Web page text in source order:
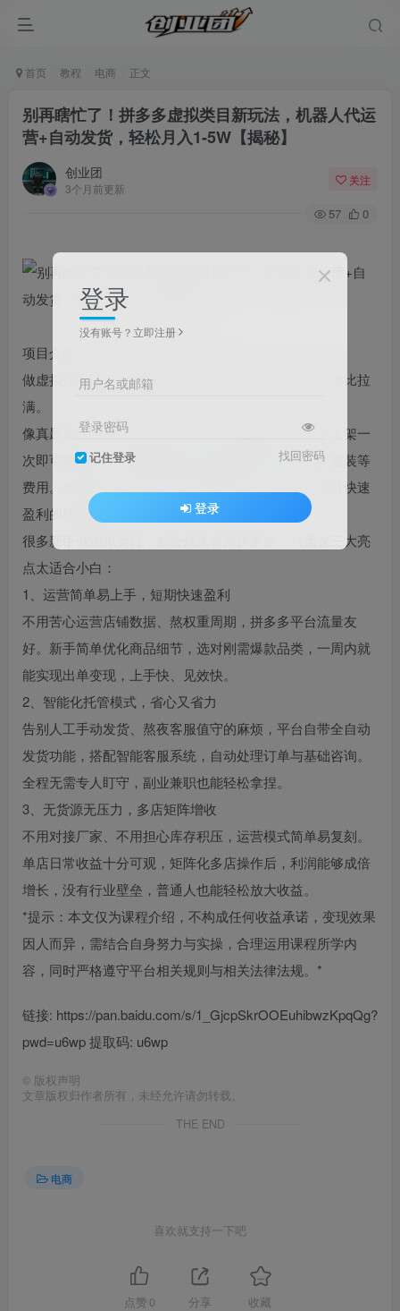
首页 教程 电商 正文
别再瞎忙了！拼多多虚拟类目新玩法，机器人代运
营+自动发货，轻松月入1-5W【揭秘】
创业团
3个月前更新
关注
57 0
项目介绍：
做虚拟产品生意，核心核心优势就是零边际成本，性价比拉
满。
像真题题库、办公模板、学习干货等虚拟资源，制作上架一
次即可循环售卖，销量再高也不会产生进货、物流、包装等
费用。低成本、低风险，无限次重复售卖，是这个项目快速
盈利的核心密码。
很多新手做虚拟类目，都会优先布局拼多多，只因这三大亮
点太适合小白：
1、运营简单易上手，短期快速盈利
不用苦心运营店铺数据、熬权重周期，拼多多平台流量友
好。新手简单优化商品细节，选对刚需爆款品类，一周内就
能实现出单变现，上手快、见效快。
2、智能化托管模式，省心又省力
告别人工手动发货、熬夜客服值守的麻烦，平台自带全自动
发货功能，搭配智能客服系统，自动处理订单与基础咨询。
全程无需专人盯守，副业兼职也能轻松拿捏。
3、无货源无压力，多店矩阵增收
不用对接厂家、不用担心库存积压，运营模式简单易复刻。
单店日常收益十分可观，矩阵化多店操作后，利润能够成倍
增长，没有行业壁垒，普通人也能轻松放大收益。
*提示：本文仅为课程介绍，不构成任何收益承诺，变现效果
因人而异，需结合自身努力与实操，合理运用课程所学内
容，同时严格遵守平台相关规则与相关法律法规。*
链接: https://pan.baidu.com/s/1_GjcpSkrOOEuhibwzKpqQg?
pwd=u6wp 提取码: u6wp
© 版权声明
文章版权归作者所有，未经允许请勿转载。
THE END
电商
喜欢就支持一下吧
点赞 0 分享 收藏
登录
没有账号？立即注册
用户名或邮箱
登录密码
记住登录 找回密码
登录